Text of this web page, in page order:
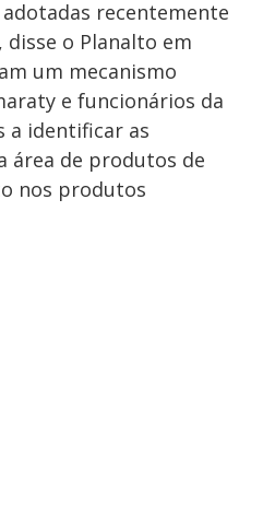
recentemente
disse o Planalto em
um mecanismo
e funcionários da
a identificar as
área de produtos de
nos produtos